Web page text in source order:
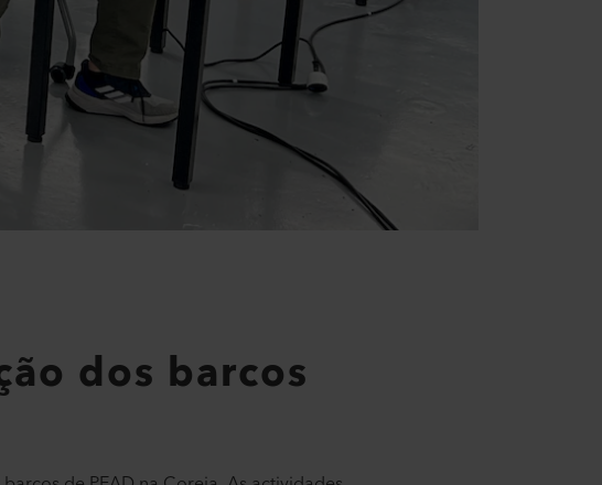
dos barcos